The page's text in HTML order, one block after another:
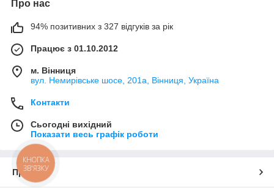
Про нас
94% позитивних з 327 відгуків за рік
Працює з 01.10.2012
м. Вінниця
вул. Немирівське шосе, 201а, Вінниця, Україна
Контакти
Сьогодні вихідний
Показати весь графік роботи
Про нас
КНОПКА
ЗВ'ЯЗКУ